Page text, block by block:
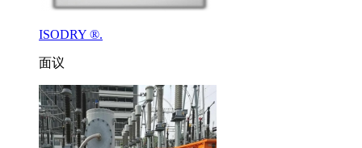
ISODRY ®.
面议